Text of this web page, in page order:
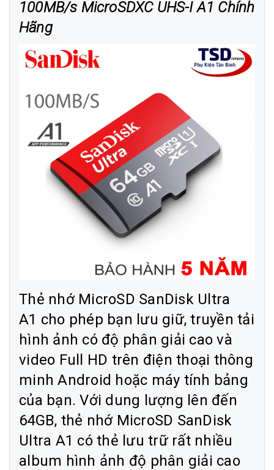
100MB/s MicroSDXC UHS-I A1 Chính
Hãng
Thẻ nhớ MicroSD SanDisk Ultra
A1 cho phép bạn lưu giữ, truyền tải
hình ảnh có độ phân giải cao và
video Full HD trên điện thoại thông
minh Android hoặc máy tính bảng
của bạn. Với dung lượng lên đến
64GB, thẻ nhớ MicroSD SanDisk
Ultra A1 có thẻ lưu trữ rất nhiều
album hình ảnh độ phân giải cao